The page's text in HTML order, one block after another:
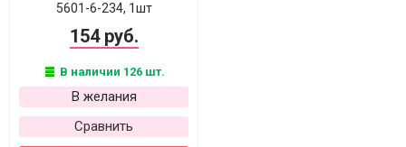
5601-6-234, 1шт
154 руб.
В наличии 126 шт.
В желания
Сравнить